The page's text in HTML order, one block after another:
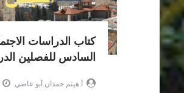
كتاب الدراسات
السادس للفصلين
أ.هيثم حمدان أبو عاصي